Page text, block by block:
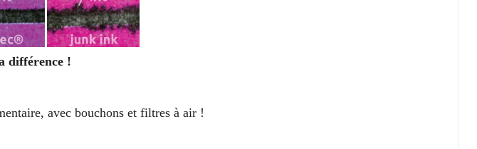
différence !
, avec bouchons et filtres à air !